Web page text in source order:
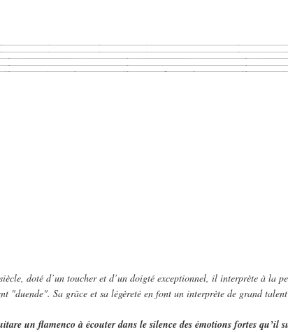
doté d’un toucher et d’un doigté exceptionnel, il interprète à la
"duende". Sa grâce et sa légèreté en font un interprète de grand
un flamenco à écouter dans le silence des émotions fortes